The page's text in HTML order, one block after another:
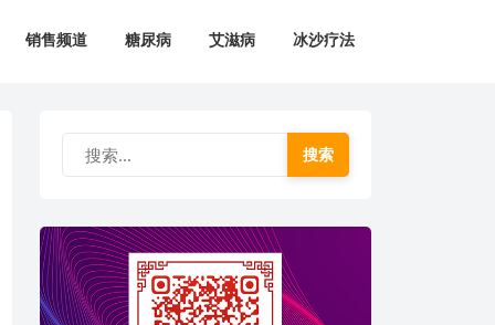
销售频道 糖尿病 艾滋病 冰沙疗法
搜索